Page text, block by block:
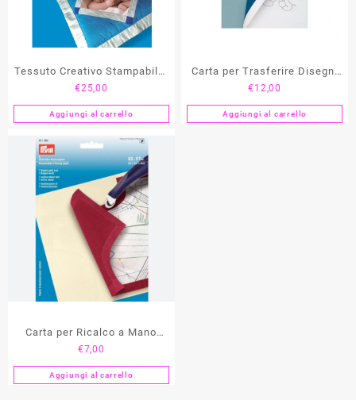
Tessuto Creativo Stampabile,
Adesiva, Cucibile PRYM
€25,00
Aggiungi al carrello
Carta per Trasferire Disegni
PRYM
€ 12,00
Aggiungi al carrello
Carta per Ricalco a Mano
PRYM
€7,00
Aggiungi al carrello